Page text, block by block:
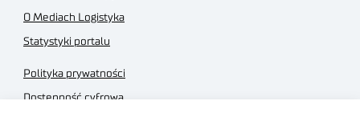
O Mediach Logistyka
Statystyki portalu
Polityka prywatności
Dostępność cyfrowa